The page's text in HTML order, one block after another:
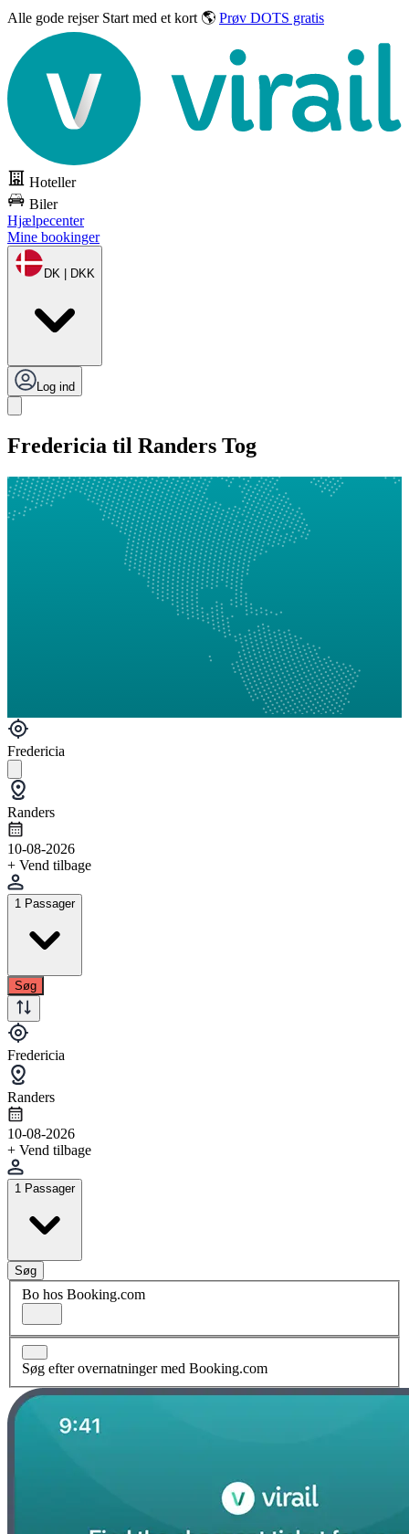
Alle gode rejser Start med et kort 🌎 Prøv DOTS gratis
Hoteller
Biler
Hjælpecenter
Mine bookinger
DK | DKK
Log ind
Fredericia til Randers Tog
Fredericia
Randers
10-08-2026
+ Vend tilbage
1 Passager
Søg
Fredericia
Randers
10-08-2026
+ Vend tilbage
1 Passager
Søg
Bo hos Booking.com
Søg efter overnatninger med Booking.com